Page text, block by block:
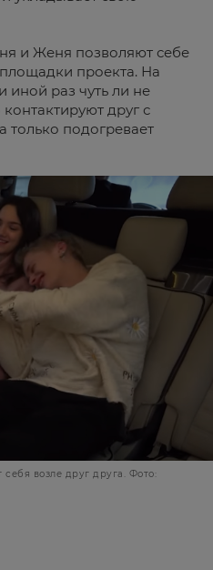
и Женя позволяют себе
проекта. На
иной раз чуть ли не
друг с
подогревает
возле друг друга. Фото: